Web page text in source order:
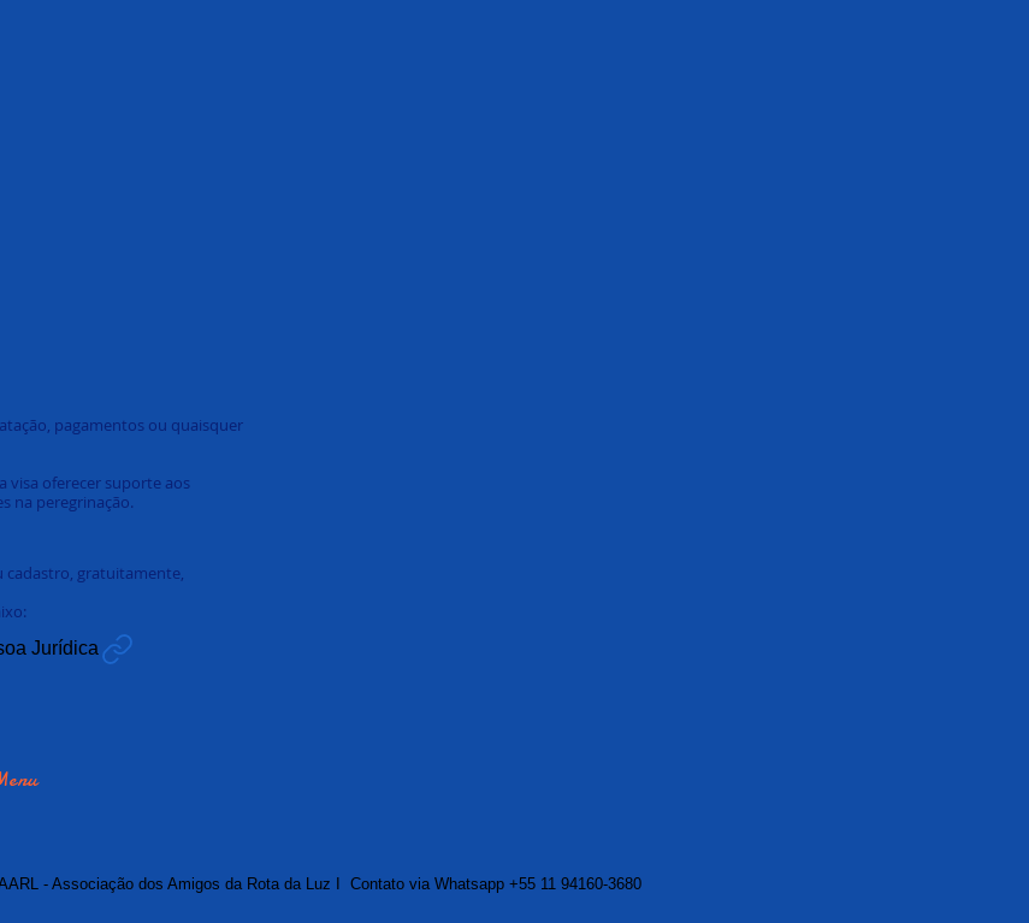
pagamentos ou quaisquer
visa oferecer suporte aos
na peregrinação.
cadastro, gratuitamente,
Jurídica
- Associação dos Amigos da Rota da Luz I Contato via Whatsapp +55 11 94160-3680